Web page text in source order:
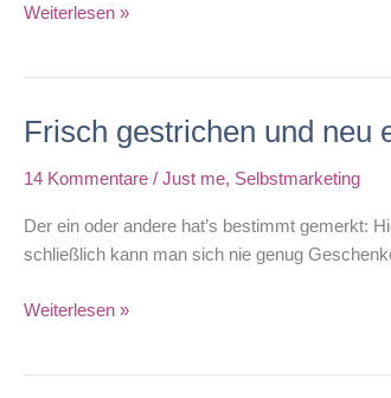
Zwitscherbilanz
Weiterlesen »
Frisch gestrichen und neu
14 Kommentare / Just me, Selbstmarketing
Der ein oder andere hat’s bestimmt gemerkt:
schließlich kann man sich nie genug
Frisch
Weiterlesen »